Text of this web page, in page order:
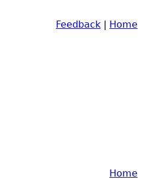
Feedback | Home
Home